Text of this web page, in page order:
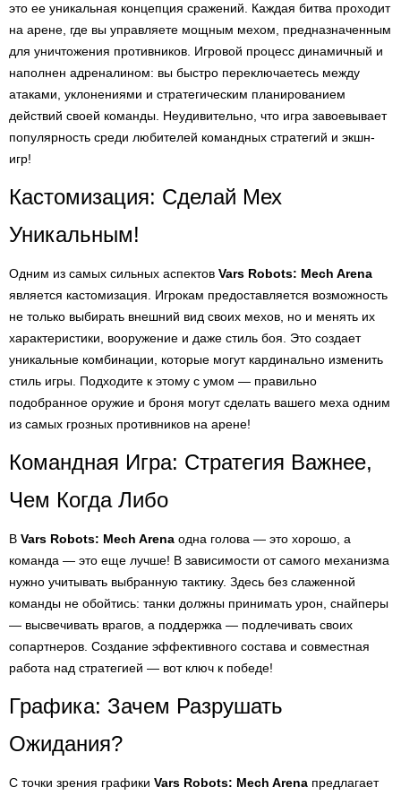
это ее уникальная концепция сражений. Каждая битва проходит
на арене, где вы управляете мощным мехом, предназначенным
для уничтожения противников. Игровой процесс динамичный и
наполнен адреналином: вы быстро переключаетесь между
атаками, уклонениями и стратегическим планированием
действий своей команды. Неудивительно, что игра завоевывает
популярность среди любителей командных стратегий и экшн-
игр!
Кастомизация: Сделай Мех
Уникальным!
Одним из самых сильных аспектов Vars Robots: Mech Arena
является кастомизация. Игрокам предоставляется возможность
не только выбирать внешний вид своих мехов, но и менять их
характеристики, вооружение и даже стиль боя. Это создает
уникальные комбинации, которые могут кардинально изменить
стиль игры. Подходите к этому с умом — правильно
подобранное оружие и броня могут сделать вашего меха одним
из самых грозных противников на арене!
Командная Игра: Стратегия Важнее,
Чем Когда Либо
В Vars Robots: Mech Arena одна голова — это хорошо, а
команда — это еще лучше! В зависимости от самого механизма
нужно учитывать выбранную тактику. Здесь без слаженной
команды не обойтись: танки должны принимать урон, снайперы
— высвечивать врагов, а поддержка — подлечивать своих
сопартнеров. Создание эффективного состава и совместная
работа над стратегией — вот ключ к победе!
Графика: Зачем Разрушать
Ожидания?
С точки зрения графики Vars Robots: Mech Arena предлагает